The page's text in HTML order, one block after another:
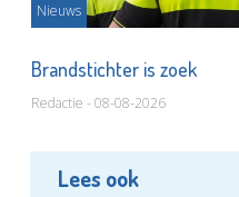
Nieuws
Brandstichter is zoek
Redactie - 08-08-2026
Lees ook